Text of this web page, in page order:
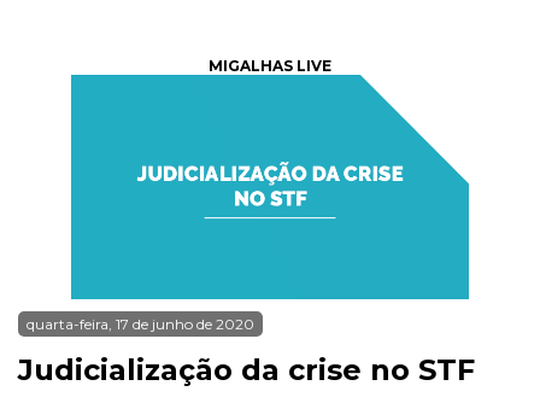
MIGALHAS LIVE
quarta-feira, 17 de junho de 2020
Judicialização da crise no STF